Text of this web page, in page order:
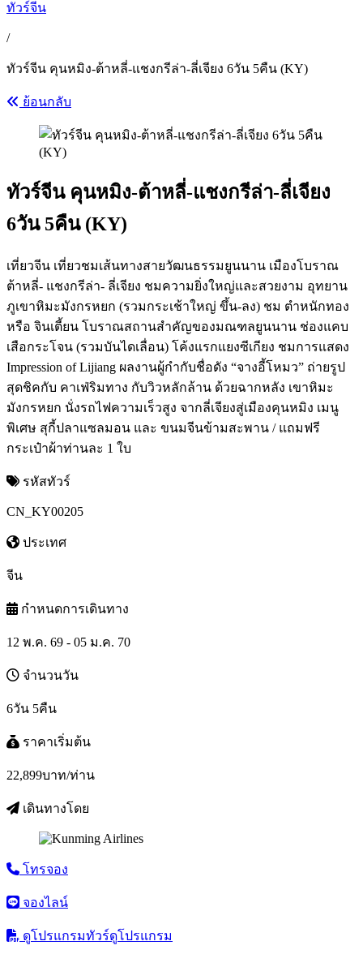
ทัวร์จีน
/
ทัวร์จีน คุนหมิง-ต้าหลี่-แชงกรีล่า-ลี่เจียง 6วัน 5คืน (KY)
ย้อนกลับ
ทัวร์จีน คุนหมิง-ต้าหลี่-แชงกรีล่า-ลี่เจียง
6วัน 5คืน (KY)
เที่ยวจีน เที่ยวชมเส้นทางสายวัฒนธรรมยูนนาน เมืองโบราณ
ต้าหลี่- แชงกรีล่า- ลี่เจียง ชมความยิ่งใหญ่และสวยงาม อุทยาน
ภูเขาหิมะมังกรหยก (รวมกระเช้าใหญ่ ขึ้น-ลง) ชม ตำหนักทอง
หรือ จินเตี้ยน โบราณสถานสำคัญของมณฑลยูนนาน ช่องแคบ
เสือกระโจน (รวมบันไดเลื่อน) โค้งแรกแยงซีเกียง ชมการแสดง
Impression of Lijiang ผลงานผู้กำกับชื่อดัง “จางอี้โหมว” ถ่ายรูป
สุดชิคกับ คาเฟ่ริมทาง กับวิวหลักล้าน ด้วยฉากหลัง เขาหิมะ
มังกรหยก นั่งรถไฟความเร็วสูง จากลี่เจียงสู่เมืองคุนหมิง เมนู
พิเศษ สุกี้ปลาแซลมอน และ ขนมจีนข้ามสะพาน / แถมฟรี
กระเป๋าผ้าท่านละ 1 ใบ
รหัสทัวร์
CN_KY00205
ประเทศ
จีน
กำหนดการเดินทาง
12 พ.ค. 69 - 05 ม.ค. 70
จำนวนวัน
6วัน 5คืน
ราคาเริ่มต้น
22,899บาท/ท่าน
เดินทางโดย
โทรจอง
จองไลน์
ดูโปรแกรมทัวร์ดูโปรแกรม